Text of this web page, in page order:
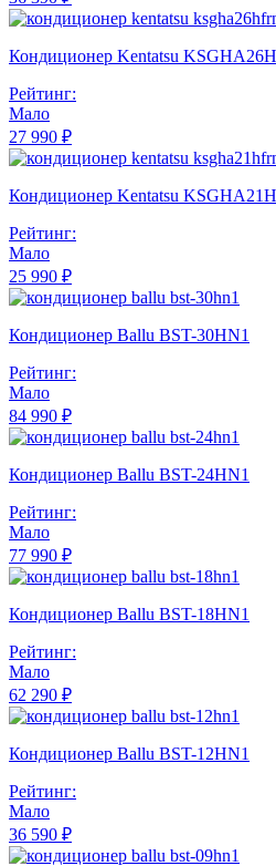
Кондиционер Kentatsu
Рейтинг:
Мало
27 990 ₽
Кондиционер Kentatsu
Рейтинг:
Мало
25 990 ₽
Кондиционер Ballu BST-30HN1
Рейтинг:
Мало
84 990 ₽
Кондиционер Ballu BST-24HN1
Рейтинг:
Мало
77 990 ₽
Кондиционер Ballu BST-18HN1
Рейтинг:
Мало
62 290 ₽
Кондиционер Ballu BST-12HN1
Рейтинг:
Мало
36 590 ₽